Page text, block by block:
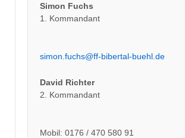
Simon Fuchs
1. Kommandant
simon.fuchs@ff-bibertal-buehl.de
David Richter
2. Kommandant
Mobil: 0176 / 470 580 91